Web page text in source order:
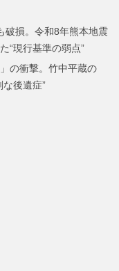
ー
ジ
ー
ジ
ー
ジ
破損。令和8年熊本地震
“現行基準の弱点”
の衝撃。竹中平蔵の
な後遺症”